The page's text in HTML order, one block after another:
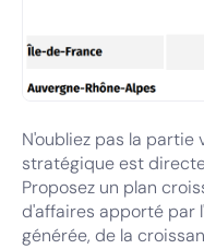
N'oubliez pas la
stratégique est
Proposez un plan
d'affaires apporté par
générée, de la